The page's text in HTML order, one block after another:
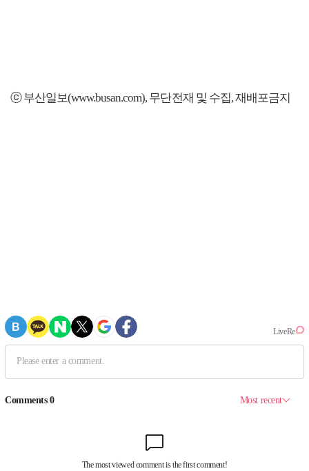
ⓒ 부산일보(www.busan.com), 무단전재 및 수집, 재배포금지